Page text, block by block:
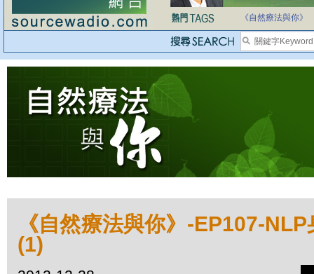
《自然療法與你》
《自然療法與你》-EP107-
(1)